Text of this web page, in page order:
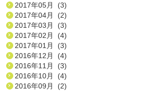
2017年05月 (3)
2017年04月 (2)
2017年03月 (3)
2017年02月 (4)
2017年01月 (3)
2016年12月 (4)
2016年11月 (3)
2016年10月 (4)
2016年09月 (2)